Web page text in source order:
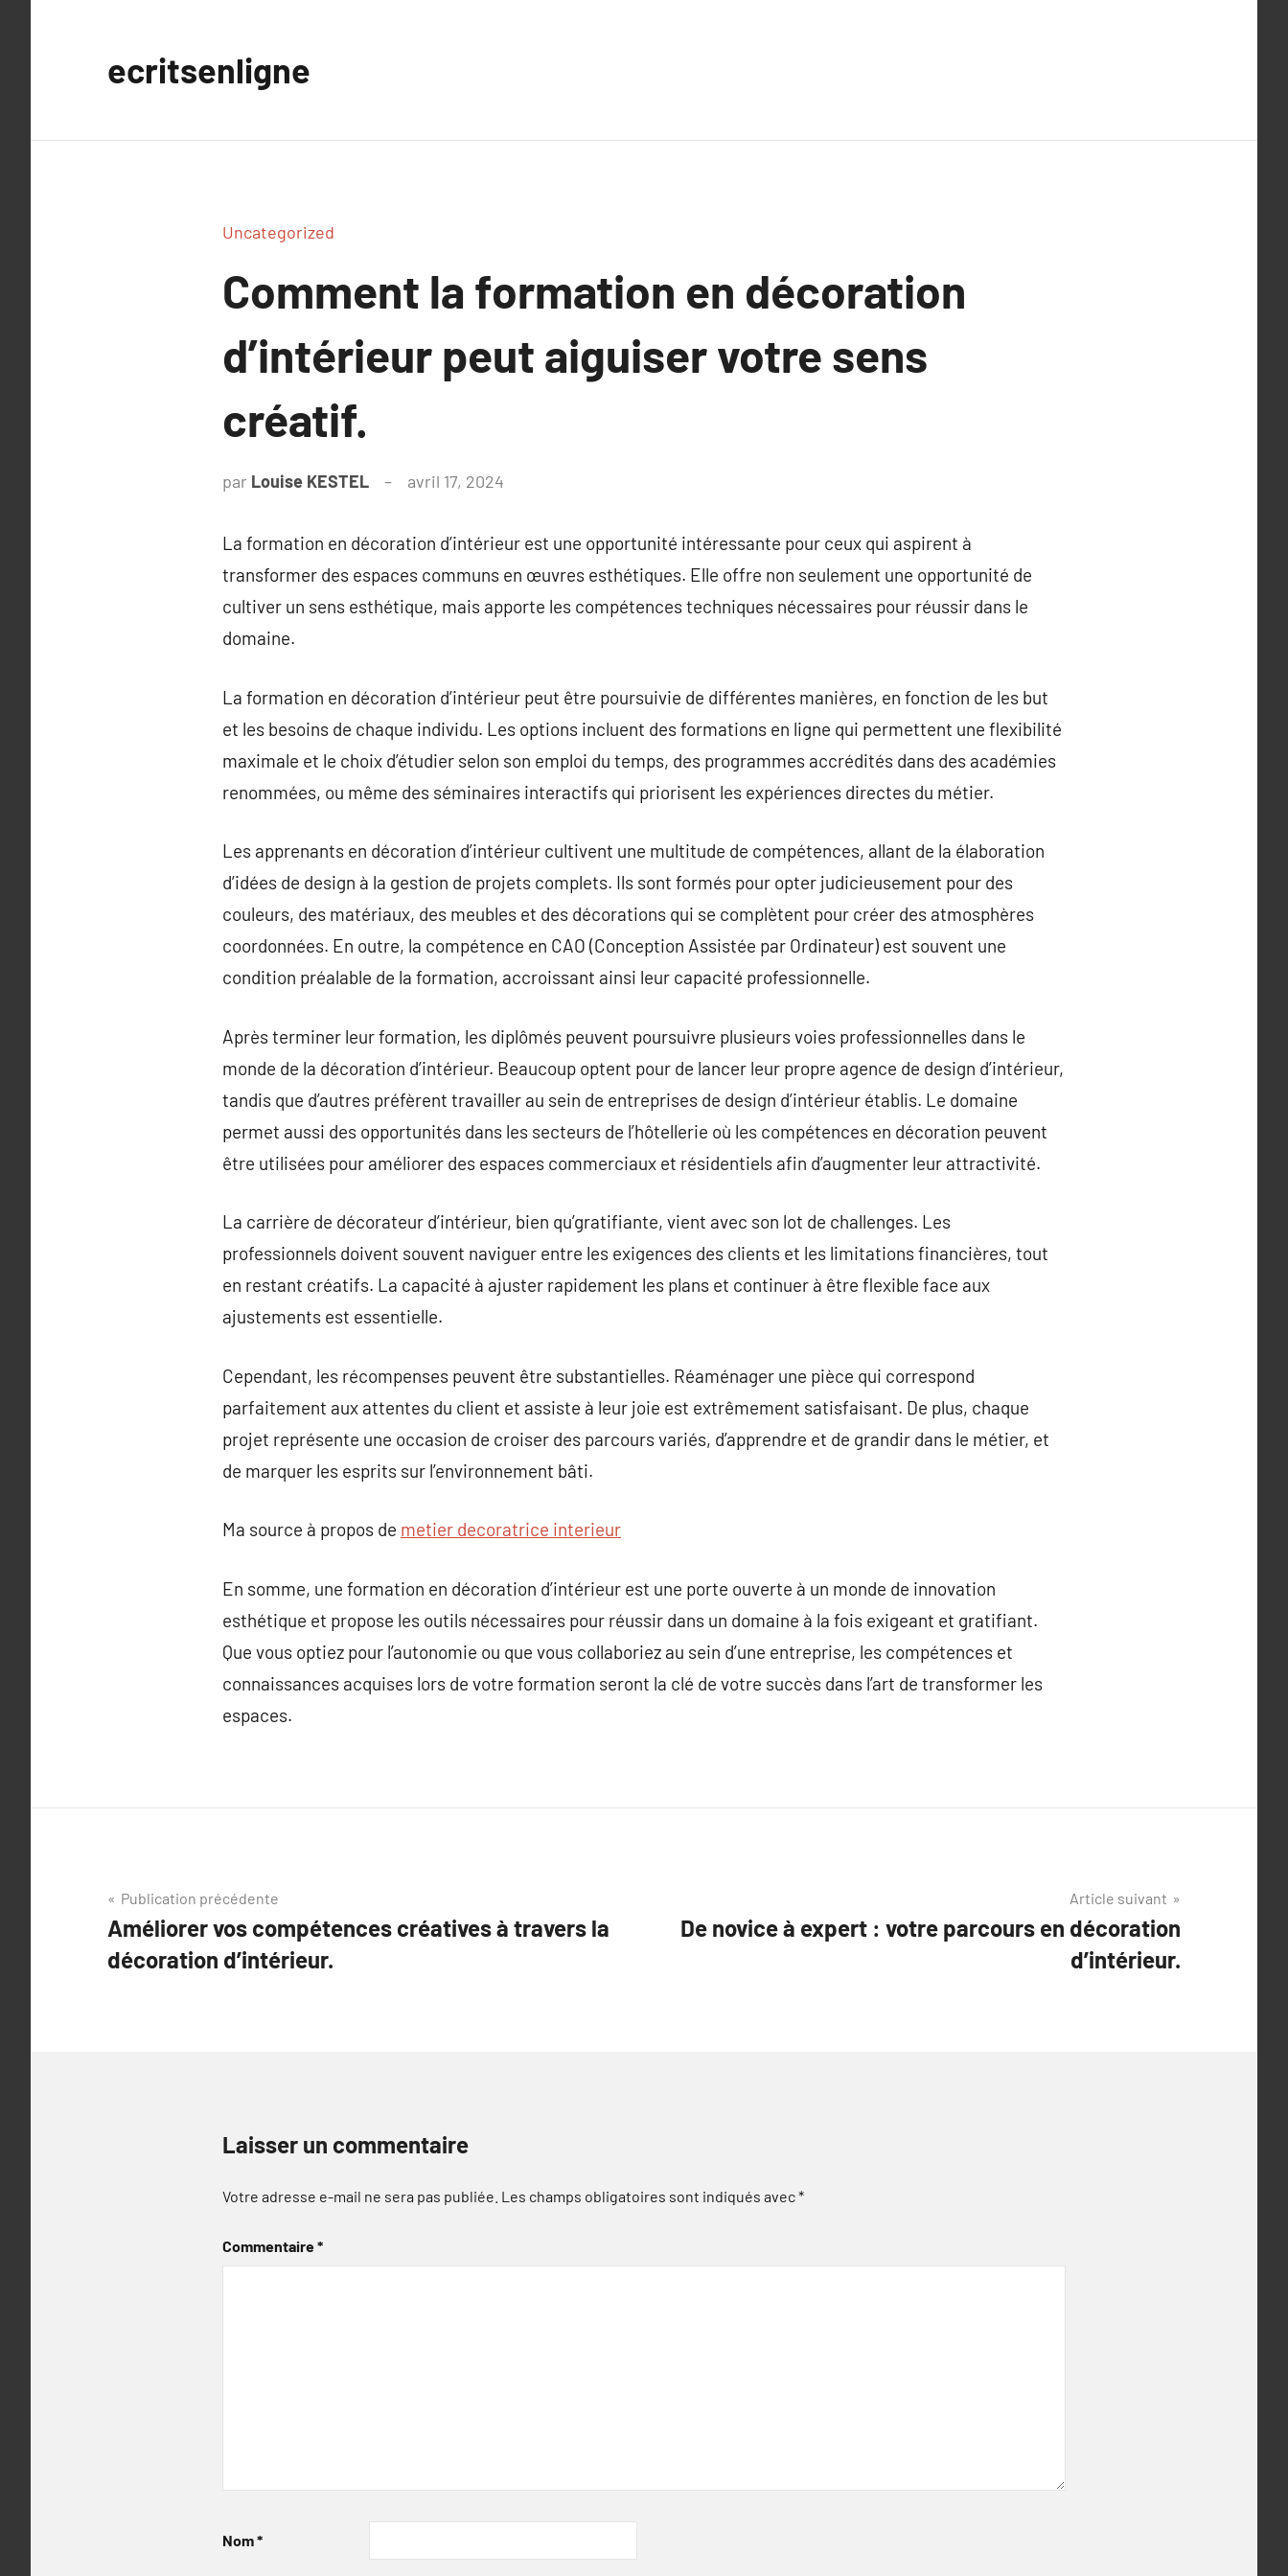
ecritsenligne
Uncategorized
Comment la formation en décoration
d’intérieur peut aiguiser votre sens
créatif.
par Louise KESTEL avril 17, 2024
La formation en décoration d’intérieur est une opportunité intéressante pour ceux qui aspirent à
transformer des espaces communs en œuvres esthétiques. Elle offre non seulement une opportunité de
cultiver un sens esthétique, mais apporte les compétences techniques nécessaires pour réussir dans le
domaine.
La formation en décoration d’intérieur peut être poursuivie de différentes manières, en fonction de les but
et les besoins de chaque individu. Les options incluent des formations en ligne qui permettent une flexibilité
maximale et le choix d’étudier selon son emploi du temps, des programmes accrédités dans des académies
renommées, ou même des séminaires interactifs qui priorisent les expériences directes du métier.
Les apprenants en décoration d’intérieur cultivent une multitude de compétences, allant de la élaboration
d’idées de design à la gestion de projets complets. Ils sont formés pour opter judicieusement pour des
couleurs, des matériaux, des meubles et des décorations qui se complètent pour créer des atmosphères
coordonnées. En outre, la compétence en CAO (Conception Assistée par Ordinateur) est souvent une
condition préalable de la formation, accroissant ainsi leur capacité professionnelle.
Après terminer leur formation, les diplômés peuvent poursuivre plusieurs voies professionnelles dans le
monde de la décoration d’intérieur. Beaucoup optent pour de lancer leur propre agence de design d’intérieur,
tandis que d’autres préfèrent travailler au sein de entreprises de design d’intérieur établis. Le domaine
permet aussi des opportunités dans les secteurs de l’hôtellerie où les compétences en décoration peuvent
être utilisées pour améliorer des espaces commerciaux et résidentiels afin d’augmenter leur attractivité.
La carrière de décorateur d’intérieur, bien qu’gratifiante, vient avec son lot de challenges. Les
professionnels doivent souvent naviguer entre les exigences des clients et les limitations financières, tout
en restant créatifs. La capacité à ajuster rapidement les plans et continuer à être flexible face aux
ajustements est essentielle.
Cependant, les récompenses peuvent être substantielles. Réaménager une pièce qui correspond
parfaitement aux attentes du client et assiste à leur joie est extrêmement satisfaisant. De plus, chaque
projet représente une occasion de croiser des parcours variés, d’apprendre et de grandir dans le métier, et
de marquer les esprits sur l’environnement bâti.
Ma source à propos de metier decoratrice interieur
En somme, une formation en décoration d’intérieur est une porte ouverte à un monde de innovation
esthétique et propose les outils nécessaires pour réussir dans un domaine à la fois exigeant et gratifiant.
Que vous optiez pour l’autonomie ou que vous collaboriez au sein d’une entreprise, les compétences et
connaissances acquises lors de votre formation seront la clé de votre succès dans l’art de transformer les
espaces.
Navigation
de
l’article
Publication précédente
Améliorer vos compétences créatives à travers la
décoration d’intérieur.
Article suivant
De novice à expert : votre parcours en décoration
d’intérieur.
Laisser un commentaire
Votre adresse e-mail ne sera pas publiée. Les champs obligatoires sont indiqués avec*
Commentaire*
Nom*